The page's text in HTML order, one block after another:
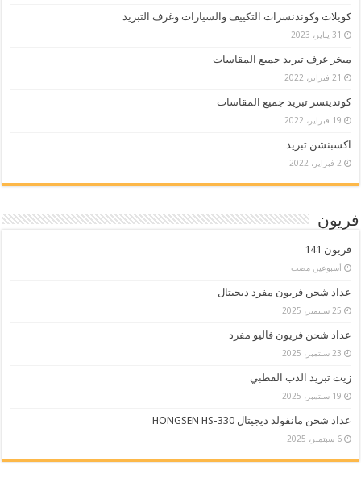
كويلات وكوندنسرات التكييف والسيارات وغرف التبريد
31 يناير، 2023
مبخر غرف تبريد جميع المقاسات
21 فبراير، 2022
كوندينسر تبريد جميع المقاسات
19 فبراير، 2022
اكسبنشن تبريد
2 فبراير، 2022
فريون
فريون 141
‏أسبوعين مضت
عداد شحن فريون مفرد ديجيتال
25 سبتمبر، 2025
عداد شحن فريون فاليو مفرد
23 سبتمبر، 2025
زيت تبريد الدب القطبي
19 سبتمبر، 2025
عداد شحن مانفولد ديجيتال HONGSEN HS-330
6 سبتمبر، 2025